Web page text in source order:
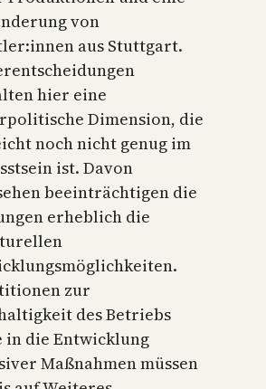
von
aus Stuttgart.
hier eine
Dimension, die
noch nicht genug im
ist. Davon
beeinträchtigen die
erheblich die
zur
des Betriebs
in die Entwicklung
Maßnahmen müssen